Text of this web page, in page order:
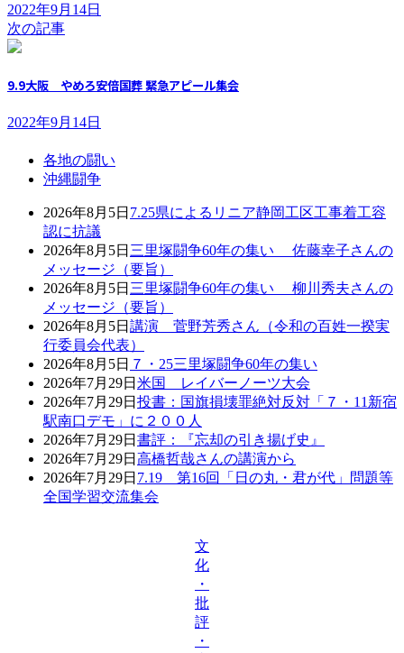
2022年9月14日
次の記事
9.9大阪 やめろ安倍国葬 緊急アピール集会
2022年9月14日
各地の闘い
沖縄闘争
2026年8月5日 7.25県によるリニア静岡工区工事着工容
認に抗議
2026年8月5日 三里塚闘争60年の集い 佐藤幸子さんの
メッセージ（要旨）
2026年8月5日 三里塚闘争60年の集い 柳川秀夫さんの
メッセージ（要旨）
2026年8月5日 講演 菅野芳秀さん（令和の百姓一揆実
行委員会代表）
2026年8月5日 ７・25三里塚闘争60年の集い
2026年7月29日 米国 レイバーノーツ大会
2026年7月29日 投書：国旗損壊罪絶対反対「７・11新宿
駅南口デモ」に２００人
2026年7月29日 書評：『忘却の引き揚げ史』
2026年7月29日 高橋哲哉さんの講演から
2026年7月29日 7.19 第16回「日の丸・君が代」問題等
全国学習交流集会
文
化
・
批
評
・